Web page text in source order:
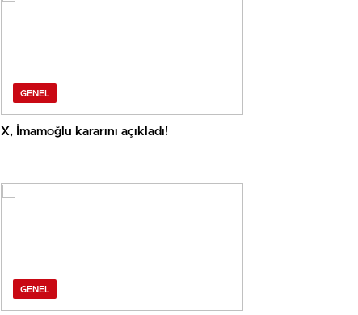
GENEL
X, İmamoğlu kararını açıkladı!
GENEL